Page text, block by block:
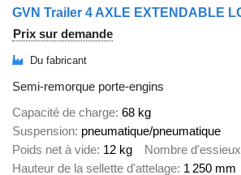
Prix sur demande
Du fabricant
Semi-remorque porte-engins
Capacité de charge 68 kg
Suspension pneumatique/pneumatique
Poids net à vide 12 kg Nombre d'essieux
Hauteur de la sellette d'attelage 1 250 mm